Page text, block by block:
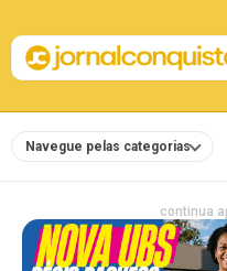
Navegue pelas categorias
continua